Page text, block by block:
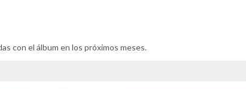
con el álbum en los próximos meses.